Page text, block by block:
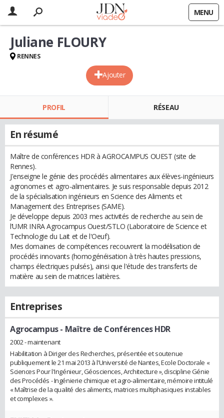
MENU
Ajouter
Juliane FLOURY
RENNES
PROFIL RÉSEAU
En résumé
Maître de conférences HDR à AGROCAMPUS OUEST (site de
Rennes).
J'enseigne le génie des procédés alimentaires aux élèves-ingénieurs
agronomes et agro-alimentaires. Je suis responsable depuis 2012
de la spécialisation ingénieurs en Science des Aliments et
Management des Entreprises (SAME).
Je développe depuis 2003 mes activités de recherche au sein de
l’UMR INRA Agrocampus Ouest/STLO (Laboratoire de Science et
Technologie du Lait et de l'Oeuf).
Mes domaines de compétences recouvrent la modélisation de
procédés innovants (homogénéisation à très hautes pressions,
champs électriques pulsés), ainsi que l'étude des transferts de
matière au sein de matrices laitières.
Entreprises
Agrocampus- Maître de Conférences HDR
2002 - maintenant
Habilitation à Diriger des Recherches, présentée et soutenue
publiquement le 21 mai 2013 à l’Université de Nantes, Ecole Doctorale «
Sciences Pour l'Ingénieur, Géosciences, Architecture », discipline Génie
des Procédés - Ingénierie chimique et agro-alimentaire, mémoire intitulé
« Maîtrise de la qualité des aliments, matrices multiphasiques instables
et complexes ».